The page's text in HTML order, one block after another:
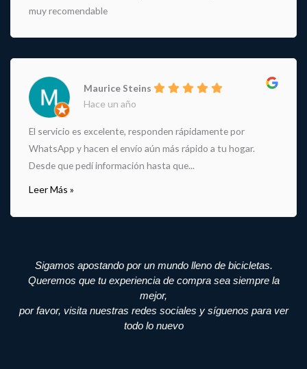
muy recomendable
Maurice Steins
Hace un año
El servicio es excelente, responden rápidamente por
WhatsApp y hacen el envío aún más rápido a tu hogar.
Desde que pedí información hasta que...
Leer Más »
Sigamos apostando por un mundo lleno de bicicletas.
Queremos que tu experiencia de compra sea siempre la
mejor,
por favor, visita nuestras redes sociales y síguenos para ver
todo lo nuevo